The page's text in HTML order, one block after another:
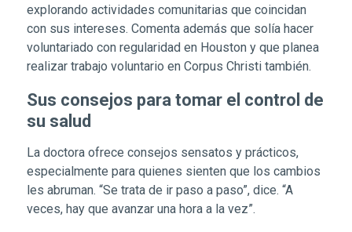
explorando actividades comunitarias que coincidan
con sus intereses. Comenta además que solía hacer
voluntariado con regularidad en Houston y que planea
realizar trabajo voluntario en Corpus Christi también.
Sus consejos para tomar el control de
su salud
La doctora ofrece consejos sensatos y prácticos,
especialmente para quienes sienten que los cambios
les abruman. “Se trata de ir paso a paso”, dice. “A
veces, hay que avanzar una hora a la vez”.